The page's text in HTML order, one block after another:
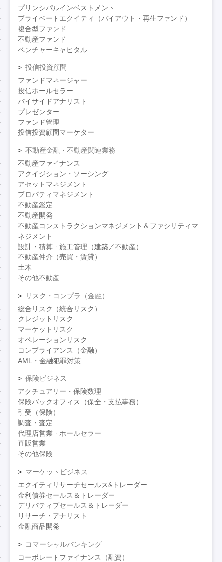
プリンシパルインベストメント
プライベートエクイティ（バイアウト・再生ファンド）
複合型ファンド
不動産ファンド
ベンチャーキャピタル
投信投資顧問
ファンドマネージャー
投信ホールセラー
バイサイドアナリスト
プレゼンター
ファンド管理
投信投資顧問マーケター
不動産金融・不動産関連業務
不動産ファイナンス
アクイジション・ソーシング
アセットマネジメント
プロパティマネジメント
不動産鑑定
不動産開発
不動産コンストラクションマネジメント＆ファシリティマ
ネジメント
設計・積算・施工管理（建築／不動産）
不動産仲介（売買・賃貸）
土木
その他不動産
リスク・コンプラ（金融）
総合リスク（統合リスク）
クレジットリスク
マーケットリスク
オペレーションリスク
コンプライアンス（金融）
AML・金融犯罪対策
保険ビジネス
アクチュアリー・保険数理
保険バックオフィス（保全・支払事務）
引受（保険）
調査・査定
代理店営業・ホールセラー
直販営業
その他保険
マーケットビジネス
エクイティリサーチセールス&トレーダー
金利債券セールス＆トレーダー
デリバティブセールス＆トレーダー
リサーチ・アナリスト
金融商品開発
コマーシャルバンキング
コーポレートファイナンス（融資）